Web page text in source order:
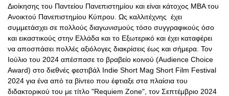
Διοίκησης του Παντείου Πανεπιστημίου και είναι κάτοχος MBA του
Ανοικτού Πανεπιστημίου Κύπρου. Ως καλλιτέχνης έχει
συμμετάσχει σε πολλούς διαγωνισμούς τόσο συγγραφικούς όσο
και εικαστικούς στην Ελλάδα και το Εξωτερικό και έχει καταφέρει
να αποσπάσει πολλές αξιόλογες διακρίσεις έως και σήμερα. Τον
Ιούλιο του 2024 απέσπασε το βραβείο κοινού (Audience Choice
Award) στο διεθνές φεστιβάλ Indie Short Mag Short Film Festival
2024 για ένα από τα βίντεο που έφτιαξε στα πλαίσια του
διδακτορικού του με τίτλο "Requiem Zone", τον Σεπτέμβριο 2024